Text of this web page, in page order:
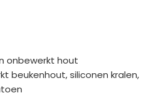
onbewerkt hout
beukenhout, siliconen kralen,